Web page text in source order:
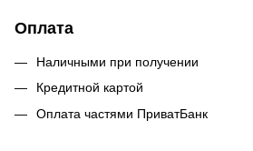
Оплата
Наличными при получении
Кредитной картой
Оплата частями ПриватБанк